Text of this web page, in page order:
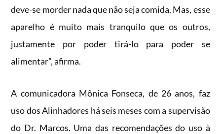
deve-se morder nada que não seja comida. Mas, esse
aparelho é muito mais tranquilo que os outros,
justamente por poder tirá-lo para poder se
alimentar”, afirma.
A comunicadora Mônica Fonseca, de 26 anos, faz
uso dos Alinhadores há seis meses com a supervisão
do Dr. Marcos. Uma das recomendações do uso à